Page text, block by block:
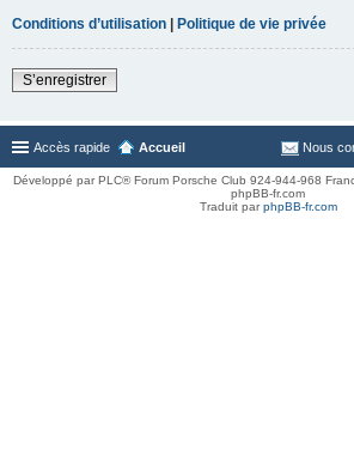
Conditions d’utilisation | Politique de vie privée
S’enregistrer
Accès rapide Accueil Nous
Développé par PLC® Forum Porsche Club 924-944-968
phpBB-fr.com
Traduit parphpBB-fr.com